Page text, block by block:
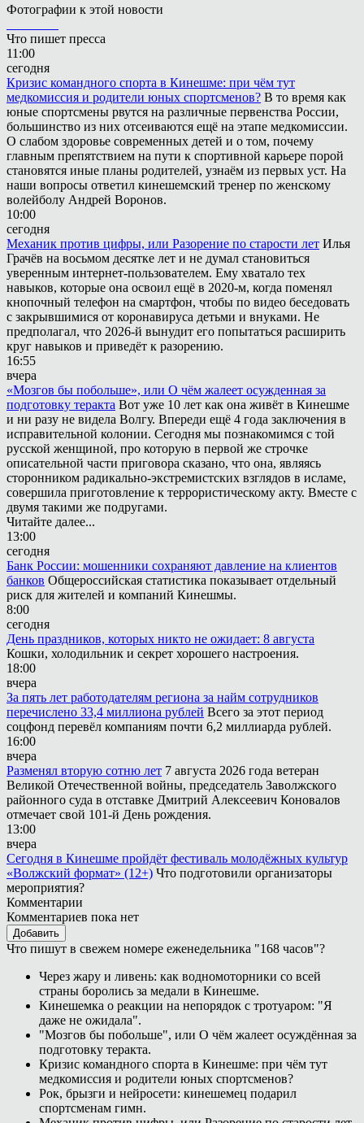
Фотографии к этой новости
Что пишет пресса
11:00
сегодня
Кризис командного спорта в Кинешме: при чём тут
медкомиссия и родители юных спортсменов? В то время как
юные спортсмены рвутся на различные первенства России,
большинство из них отсеиваются ещё на этапе медкомиссии.
О слабом здоровье современных детей и о том, почему
главным препятствием на пути к спортивной карьере порой
становятся иные планы родителей, узнаём из первых уст. На
наши вопросы ответил кинешемский тренер по женскому
волейболу Андрей Воронов.
10:00
сегодня
Механик против цифры, или Разорение по старости лет Илья
Грачёв на восьмом десятке лет и не думал становиться
уверенным интернет-пользователем. Ему хватало тех
навыков, которые она освоил ещё в 2020-м, когда поменял
кнопочный телефон на смартфон, чтобы по видео беседовать
с закрывшимися от коронавируса детьми и внуками. Не
предполагал, что 2026-й вынудит его попытаться расширить
круг навыков и приведёт к разорению.
16:55
вчера
«Мозгов бы побольше», или О чём жалеет осужденная за
подготовку теракта Вот уже 10 лет как она живёт в Кинешме
и ни разу не видела Волгу. Впереди ещё 4 года заключения в
исправительной колонии. Сегодня мы познакомимся с той
русской женщиной, про которую в первой же строчке
описательной части приговора сказано, что она, являясь
сторонником радикально-экстремистских взглядов в исламе,
совершила приготовление к террористическому акту. Вместе с
двумя такими же подругами.
Читайте далее...
13:00
сегодня
Банк России: мошенники сохраняют давление на клиентов
банков Общероссийская статистика показывает отдельный
риск для жителей и компаний Кинешмы.
8:00
сегодня
День праздников, которых никто не ожидает: 8 августа
Кошки, холодильник и секрет хорошего настроения.
18:00
вчера
За пять лет работодателям региона за найм сотрудников
перечислено 33,4 миллиона рублей Всего за этот период
соцфонд перевёл компаниям почти 6,2 миллиарда рублей.
16:00
вчера
Разменял вторую сотню лет 7 августа 2026 года ветеран
Великой Отечественной войны, председатель Заволжского
районного суда в отставке Дмитрий Алексеевич Коновалов
отмечает свой 101-й День рождения.
13:00
вчера
Сегодня в Кинешме пройдёт фестиваль молодёжных культур
«Волжский формат» (12+) Что подготовили организаторы
мероприятия?
Комментарии
Комментариев пока нет
Добавить
Что пишут в свежем номере еженедельника "168 часов"?
Через жару и ливень: как водномоторники со всей
страны боролись за медали в Кинешме.
Кинешемка о реакции на непорядок с тротуаром: "Я
даже не ожидала".
"Мозгов бы побольше", или О чём жалеет осуждённая за
подготовку теракта.
Кризис командного спорта в Кинешме: при чём тут
медкомиссия и родители юных спортсменов?
Рок, брызги и нейросети: кинешемец подарил
спортсменам гимн.